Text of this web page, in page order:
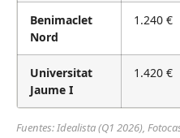
Benimaclet
Nord
1.240 €
Universitat
Jaume I
1.420 €
Fuentes: Idealista (Q1 2026),